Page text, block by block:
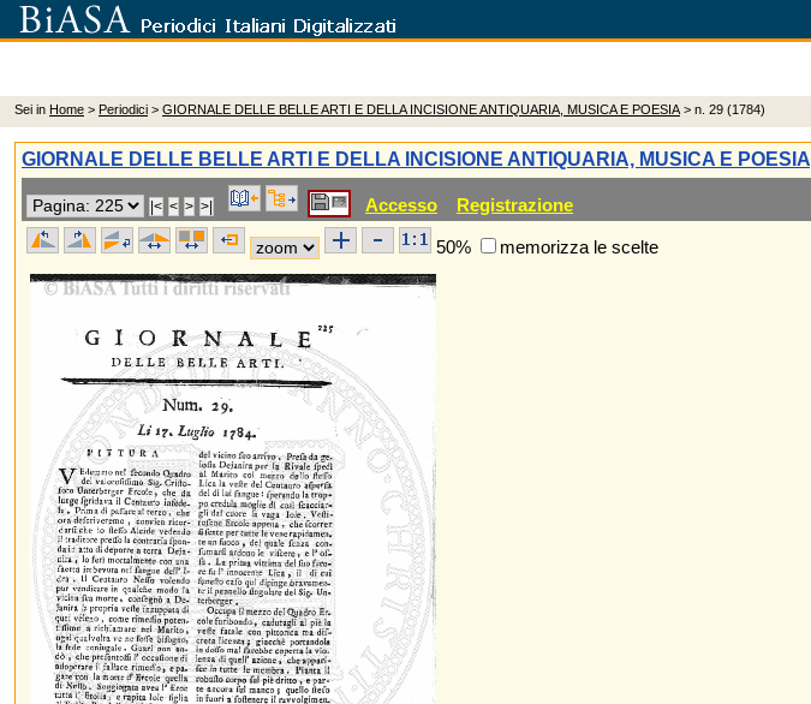
Sei in Home > Periodici > GIORNALE DELLE BELLE ARTI E DELLA INCISIONE ANTIQUARIA, MUSICA E POESIA > n. 29 (1784)
GIORNALE DELLE BELLE ARTI E DELLA INCISIONE ANTIQUARIA, MUSICA E POESIA
Accesso Registrazione
50% memorizza le scelte